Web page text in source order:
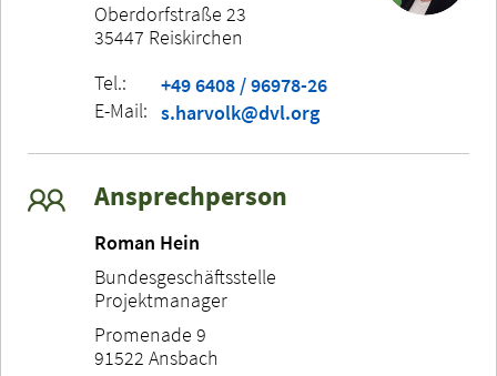
Oberdorfstraße 23
35447 Reiskirchen
Tel.:
+49 6408 / 96978-26
E-Mail: s.harvolk@dvl.org
Ansprechperson
Roman Hein
Bundesgeschäftsstelle
Projektmanager
Promenade 9
91522 Ansbach